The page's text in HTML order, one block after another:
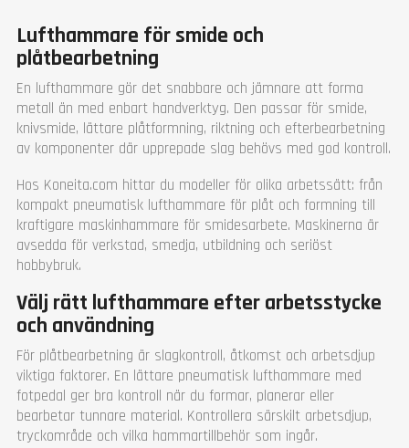
Höjd (mm)
Lufthammare för smide och
plåtbearbetning
En lufthammare gör det snabbare och jämnare att forma
metall än med enbart handverktyg. Den passar för smide,
knivsmide, lättare plåtformning, riktning och efterbearbetning
av komponenter där upprepade slag behövs med god kontroll.
Hos Koneita.com hittar du modeller för olika arbetssätt: från
kompakt pneumatisk lufthammare för plåt och formning till
kraftigare maskinhammare för smidesarbete. Maskinerna är
avsedda för verkstad, smedja, utbildning och seriöst
hobbybruk.
Välj rätt lufthammare efter arbetsstycke
och användning
För plåtbearbetning är slagkontroll, åtkomst och arbetsdjup
viktiga faktorer. En lättare pneumatisk lufthammare med
fotpedal ger bra kontroll när du formar, planerar eller
bearbetar tunnare material. Kontrollera särskilt arbetsdjup,
tryckområde och vilka hammartillbehör som ingår.